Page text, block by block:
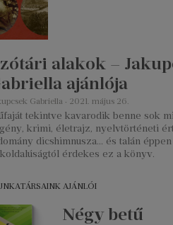
alakok –
ajánlója
Gabriella 2021. május 26.
tekintve kavarodik benne sok
krimi, életrajz, nyelvtörténeti
dicshimnusza… és talán
érdekes ez a könyv.
AJÁNLÓI
Négy betű